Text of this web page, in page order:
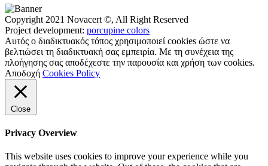
Copyright 2021 Novacert ©, All Right Reserved
Project development: porcupine colors
Αυτός ο διαδικτυακός τόπος χρησιμοποιεί cookies ώστε να
βελτιώσει τη διαδικτυακή σας εμπειρία. Με τη συνέχεια της
πλοήγησης σας αποδέχεστε την παρουσία και χρήση των cookies.
Αποδοχή Cookies Policy
Close
Privacy Overview
This website uses cookies to improve your experience while you